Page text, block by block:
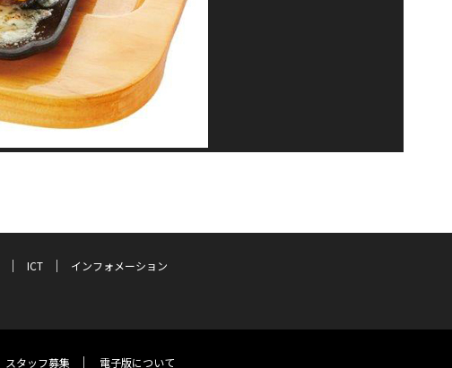
ICT
インフォメーション
スタッフ募集 電子版について